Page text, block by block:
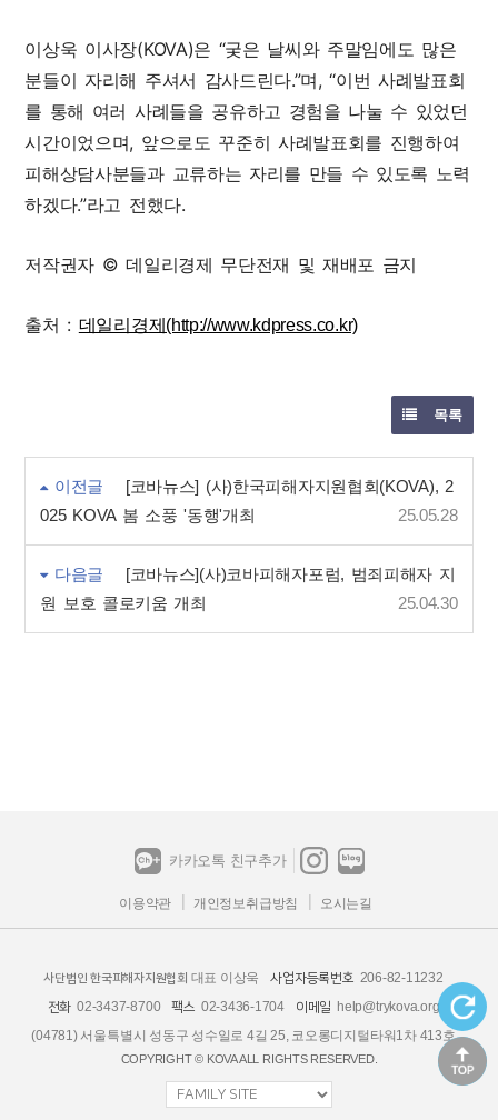
이상욱 이사장(KOVA)은 “궂은 날씨와 주말임에도 많은
분들이 자리해 주셔서 감사드린다.”며, “이번 사례발표회
를 통해 여러 사례들을 공유하고 경험을 나눌 수 있었던
시간이었으며, 앞으로도 꾸준히 사례발표회를 진행하여
피해상담사분들과 교류하는 자리를 만들 수 있도록 노력
하겠다.”라고 전했다.
저작권자 © 데일리경제 무단전재 및 재배포 금지
출처 : 데일리경제(http://www.kdpress.co.kr)
목록
이전글
[코바뉴스] (사)한국피해자지원협회(KOVA), 2
025 KOVA 봄 소풍 '동행'개최
25.05.28
다음글
[코바뉴스](사)코바피해자포럼, 범죄피해자 지
원 보호 콜로키움 개최
25.04.30
카카오톡 친구추가
이용약관 개인정보취급방침 오시는길
사단법인 한국피해자지원협회 대표 이상욱 사업자등록번호 206-82-11232
전화 02-3437-8700 팩스 02-3436-1704 이메일
help@trykova.org
(04781) 서울특별시 성동구 성수일로 4길 25, 코오롱디지털타워1차 413호
COPYRIGHT © KOVA ALL RIGHTS RESERVED.